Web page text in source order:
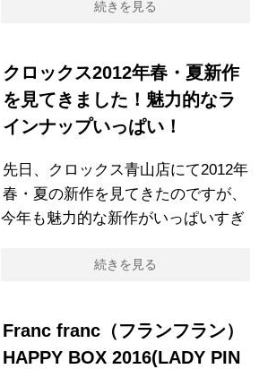
続きを見る
クロックス2012年春・夏新作
を見てきました！魅力的なラ
インナップいっぱい！
先日、クロックス青山店にて2012年
春・夏の新作を見てきたのですが、
今年も魅力的な新作がいっぱいすぎ
続きを見る
Franc franc（フランフラン）
HAPPY BOX 2016(LADY PIN